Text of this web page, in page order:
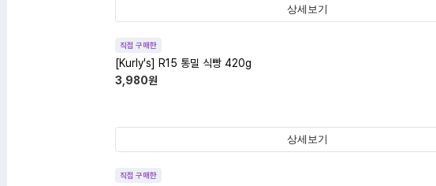
상세보기
직접 구매한
[Kurly's] R15 통밀 식빵 420g
3,980원
상세보기
직접 구매한